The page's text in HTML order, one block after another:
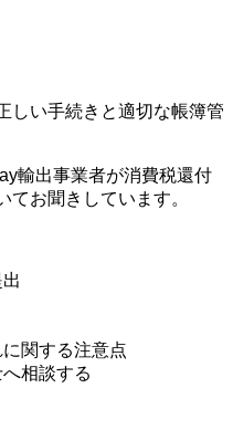
しい手続きと適切な帳簿管
輸出事業者が消費税還付
てお聞きしています。
関する注意点
相談する